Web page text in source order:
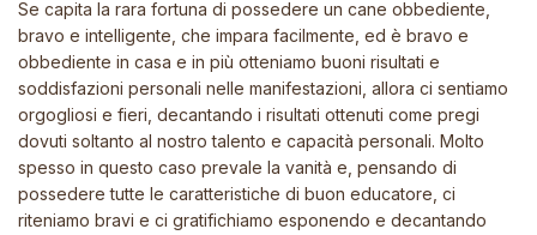
Se capita la rara fortuna di possedere un cane obbediente,
bravo e intelligente, che impara facilmente, ed è bravo e
obbediente in casa e in più otteniamo buoni risultati e
soddisfazioni personali nelle manifestazioni, allora ci sentiamo
orgogliosi e fieri, decantando i risultati ottenuti come pregi
dovuti soltanto al nostro talento e capacità personali. Molto
spesso in questo caso prevale la vanità e, pensando di
possedere tutte le caratteristiche di buon educatore, ci
riteniamo bravi e ci gratifichiamo esponendo e decantando